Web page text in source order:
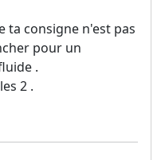
ta consigne n'est pas
pour un
.
2 .